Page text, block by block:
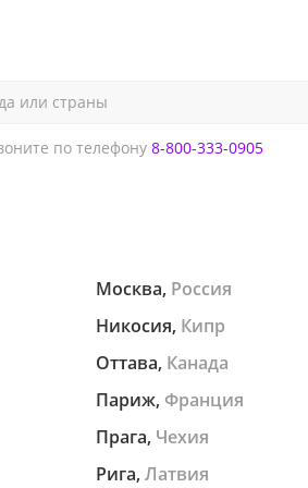
или страны
Москва, Россия
Никосия, Кипр
Оттава, Канада
Париж, Франция
Прага, Чехия
Рига, Латвия
по телефону 8-800-333-0905